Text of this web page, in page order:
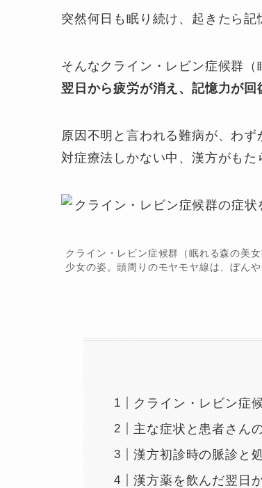
突然何日も眠り続け、起きたら
そんなクライン・レビン症候群（
翌日から疲労が消え、記憶力が回
原因不明と言われる難病が、わ
対症療法しかない中、漢方がもた
クライン・レビン症候群（眠れる森の美
少女の姿。頭周りのモヤモヤ線は、ぼん
クライン・レビン症
主な症状と患者さん
漢方初診時の脈診と
漢方薬を飲んだ翌日